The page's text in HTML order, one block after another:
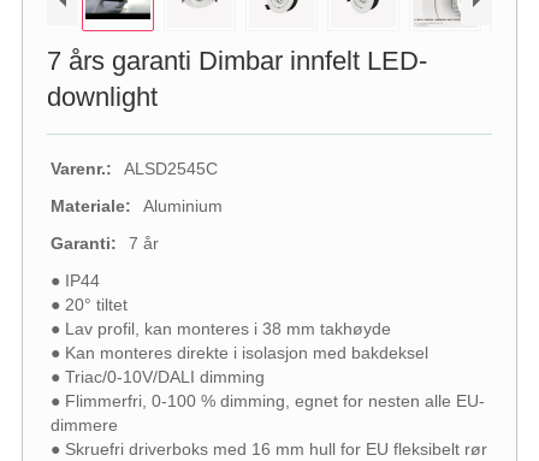
7 års garanti Dimbar innfelt LED-
downlight
Varenr.:
ALSD2545C
Materiale:
Aluminium
Garanti:
7 år
● IP44
● 20° tiltet
● Lav profil, kan monteres i 38 mm takhøyde
● Kan monteres direkte i isolasjon med bakdeksel
● Triac/0-10V/DALI dimming
● Flimmerfri, 0-100 % dimming, egnet for nesten alle EU-
dimmere
● Skruefri driverboks med 16 mm hull for EU fleksibelt rør